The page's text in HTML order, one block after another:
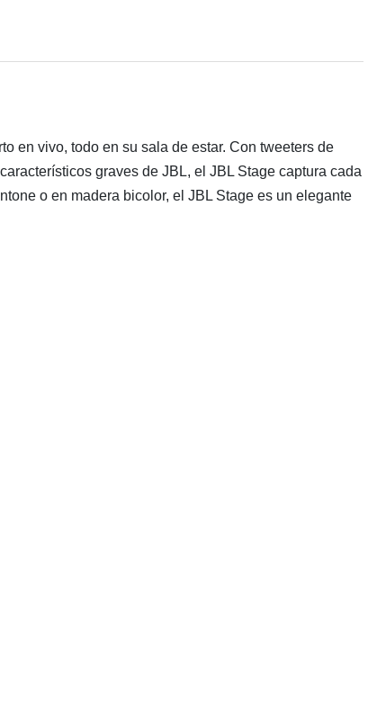
en vivo, todo en su sala de estar. Con tweeters de
graves de JBL, el JBL Stage captura cada
o en madera bicolor, el JBL Stage es un elegante